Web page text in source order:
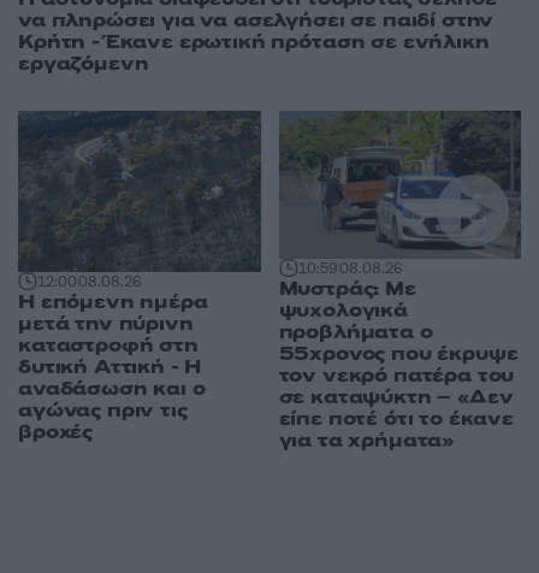
να πληρώσει για να ασελγήσει σε παιδί στην
Κρήτη - Έκανε ερωτική πρόταση σε ενήλικη
εργαζόμενη
12:0008.08.26
Η επόμενη ημέρα
μετά την πύρινη
καταστροφή στη
δυτική Αττική - Η
αναδάσωση και ο
αγώνας πριν τις
βροχές
10:5908.08.26
Μυστράς: Με
ψυχολογικά
προβλήματα ο
55χρονος που έκρυψε
τον νεκρό πατέρα του
σε καταψύκτη – «Δεν
είπε ποτέ ότι το έκανε
για τα χρήματα»